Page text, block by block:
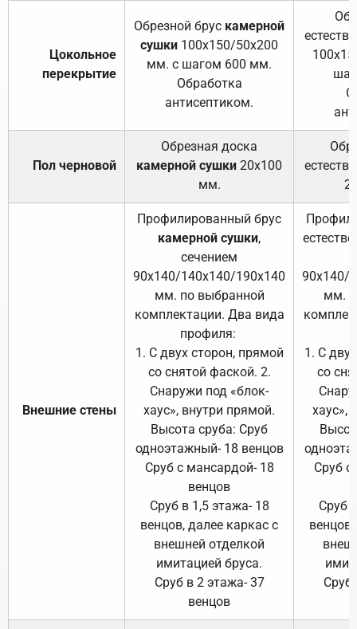
Цокольное
перекрытие
Обрезной брус камерной
сушки 100х150/50х200
мм. с шагом 600 мм.
Обработка
антисептиком.
Пол черновой
Обрезная доска
камерной сушки 20х100
мм.
Внешние стены
Профилированный брус
камерной сушки,
сечением
90х140/140х140/190х140
мм. по выбранной
комплектации. Два вида
профиля:
1. С двух сторон, прямой
со снятой фаской. 2.
Снаружи под «блок-
хаус», внутри прямой.
Высота сруба: Сруб
одноэтажный- 18 венцов
Сруб с мансардой- 18
венцов
Сруб в 1,5 этажа- 18
венцов, далее каркас с
внешней отделкой
имитацией бруса.
Сруб в 2 этажа- 37
венцов
90х140/
мм.
1. С
со
хаус»,
Сруб с
Сруб
Сруб